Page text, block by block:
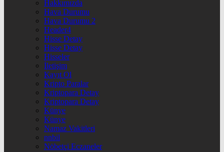
Hakkımızda
Hava Durumu
Hava Durumu 2
Header4
Hisse Detay
Hisse Detay
Hisseler
İletişim
Kayıt Ol
Kripto Paralar
Kriptopara Detay
Kriptopara Detay
Künye
Künye
Namaz Vakitleri
nnbil
Nöbetçi Eczaneler